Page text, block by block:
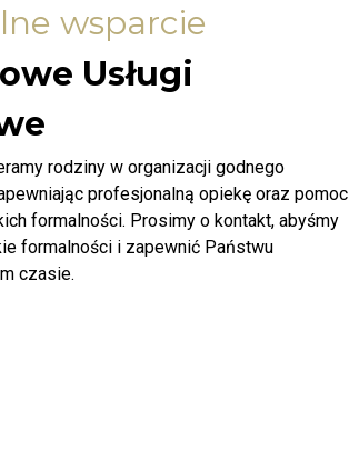
wsparcie
Usługi
rodziny w organizacji godnego
profesjonalną opiekę oraz pomoc
formalności. Prosimy o kontakt, abyśmy
formalności i zapewnić Państwu
czasie.